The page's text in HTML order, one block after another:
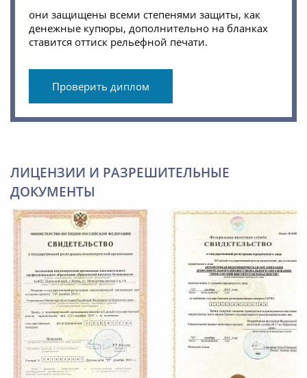
они защищены всеми степенями защиты, как
денежные купюры, дополнительно на бланках
ставится оттиск рельефной печати.
Проверить диплом
ЛИЦЕНЗИИ И РАЗРЕШИТЕЛЬНЫЕ
ДОКУМЕНТЫ